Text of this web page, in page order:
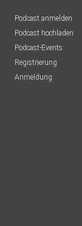
Podcast anmelden
Podcast hochladen
Podcast-Events
Registrierung
Anmeldung